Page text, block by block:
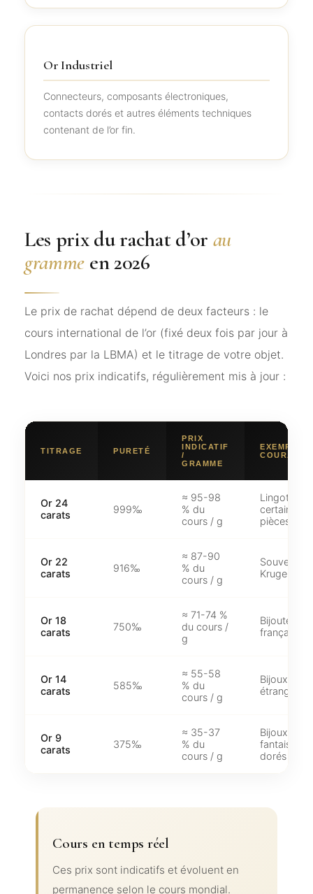
Or Industriel
Connecteurs, composants électroniques,
contacts dorés et autres éléments techniques
contenant de l’or fin.
Les prix du rachat d’or au
gramme en 2026
Le prix de rachat dépend de deux facteurs : le
cours international de l’or (fixé deux fois par jour à
Londres par la LBMA) et le titrage de votre objet.
Voici nos prix indicatifs, régulièrement mis à jour :
TITRAGE PURETÉ
PRIX
INDICATIF
/
GRAMME
EXEMPLES
COURANTS
Or 24
carats
999‰
≈ 95-98
% du
cours / g
Lingots,
certaines
pièces
Or 22
carats
916‰
≈ 87-90
% du
cours / g
Souverains,
Or 18
carats
750‰
≈ 71-74 %
du cours /
g
Bijouterie
française
Or 14
carats
585‰
≈ 55-58
% du
cours / g
Bijoux
étrangers
Or 9
carats
375‰
≈ 35-37
% du
cours / g
Bijoux
fantaisie
dorés
Cours en temps réel
Ces prix sont indicatifs et évoluent en
permanence selon le cours mondial.